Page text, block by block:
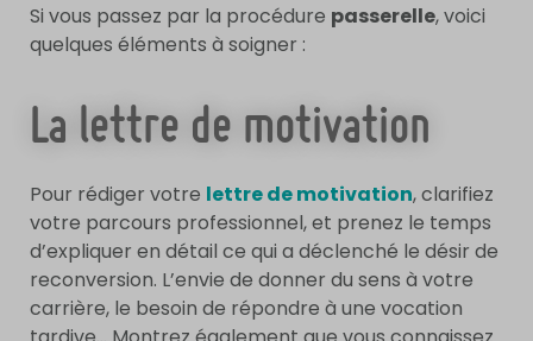
Si vous passez par la procédure passerelle, voici
quelques éléments à soigner :
La lettre de motivation
Pour rédiger votre lettre de motivation, clarifiez
votre parcours professionnel, et prenez le temps
d’expliquer en détail ce qui a déclenché le désir de
reconversion. L’envie de donner du sens à votre
carrière, le besoin de répondre à une vocation